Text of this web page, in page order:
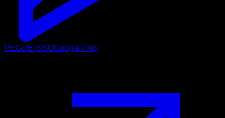
PEGUE ISSOGoogle Play